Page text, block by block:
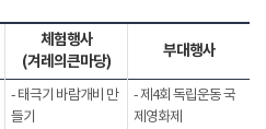
체험행사
(겨레의큰마당)
부대행사
- 태극기 바람개비 만
들기
- 제4회 독립운동 국
제영화제